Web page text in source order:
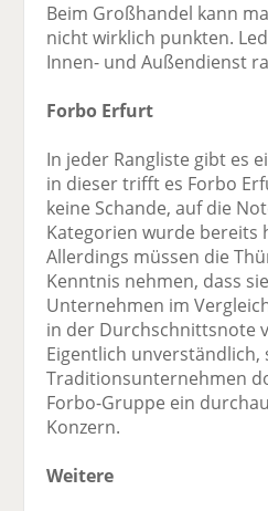
Beim Großhandel kann
nicht wirklich punkten.
Innen- und Außendienst
Forbo Erfurt
In jeder Rangliste gibt es
in dieser trifft es Forbo
keine Schande, auf die
Kategorien wurde bereits
Allerdings müssen die
Kenntnis nehmen, dass
Unternehmen im
in der Durchschnittsnote
Eigentlich
Traditionsunternehmen
Forbo-Gruppe ein
Konzern.
Weitere